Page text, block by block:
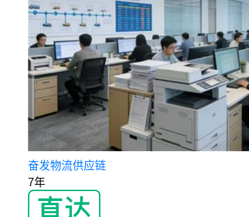
奋发物流供应链
7年